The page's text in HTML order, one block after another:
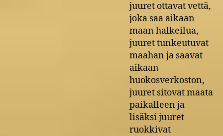
juuret ottavat vettä,
joka saa aikaan
maan halkeilua,
juuret tunkeutuvat
maahan ja saavat
aikaan
huokosverkoston,
juuret sitovat maata
paikalleen ja
lisäksi juuret
ruokkivat